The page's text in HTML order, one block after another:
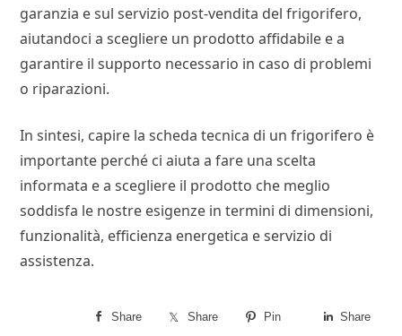
garanzia e sul servizio post-vendita del frigorifero,
aiutandoci a scegliere un prodotto affidabile e a
garantire il supporto necessario in caso di problemi
o riparazioni.
In sintesi, capire la scheda tecnica di un frigorifero è
importante perché ci aiuta a fare una scelta
informata e a scegliere il prodotto che meglio
soddisfa le nostre esigenze in termini di dimensioni,
funzionalità, efficienza energetica e servizio di
assistenza.
Share Share Pin Share